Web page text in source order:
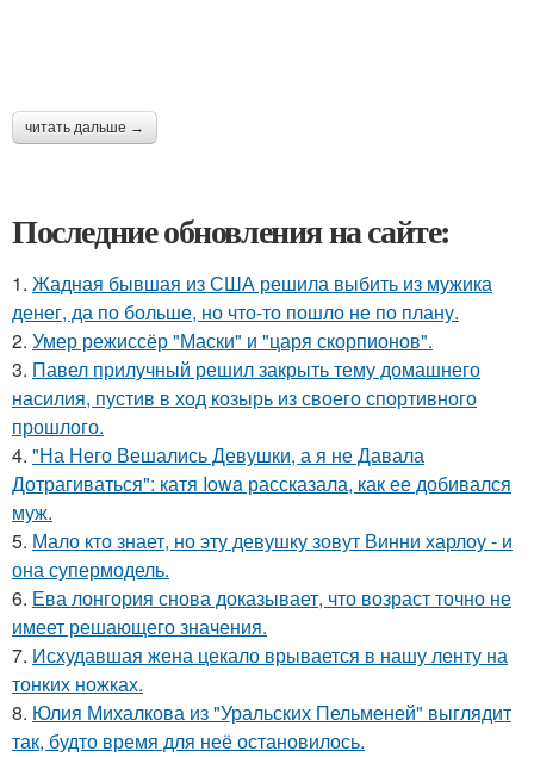
читать дальше →
Последние обновления на сайте:
1. Жадная бывшая из США решила выбить из мужика
денег, да по больше, но что-то пошло не по плану.
2. Умер режиссёр "Маски" и "царя скорпионов".
3. Павел прилучный решил закрыть тему домашнего
насилия, пустив в ход козырь из своего спортивного
прошлого.
4. "На Него Вешались Девушки, а я не Давала
Дотрагиваться": катя Iowa рассказала, как ее добивался
муж.
5. Мало кто знает, но эту девушку зовут Винни харлоу - и
она супермодель.
6. Ева лонгория снова доказывает, что возраст точно не
имеет решающего значения.
7. Исхудавшая жена цекало врывается в нашу ленту на
тонких ножках.
8. Юлия Михалкова из "Уральских Пельменей" выглядит
так, будто время для неё остановилось.